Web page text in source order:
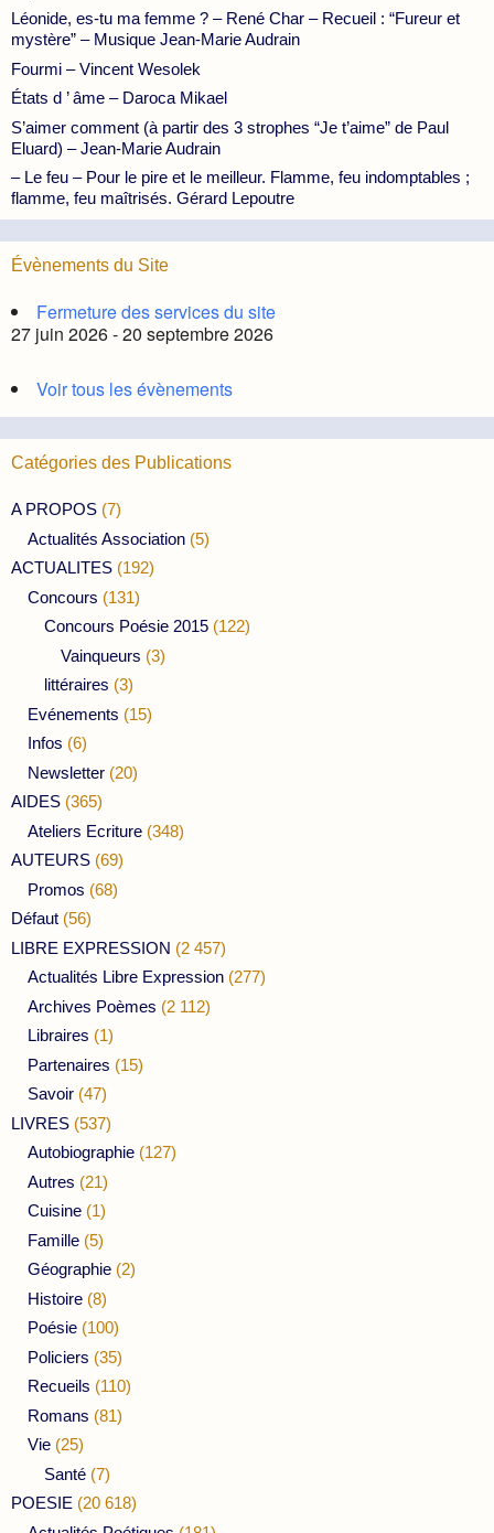
Léonide, es-tu ma femme ? – René Char – Recueil : “Fureur et
mystère” – Musique Jean-Marie Audrain
Fourmi – Vincent Wesolek
États d ’ âme – Daroca Mikael
S’aimer comment (à partir des 3 strophes “Je t’aime” de Paul
Eluard) – Jean-Marie Audrain
– Le feu – Pour le pire et le meilleur. Flamme, feu indomptables ;
flamme, feu maîtrisés. Gérard Lepoutre
Évènements du Site
Fermeture des services du site
27 juin 2026 - 20 septembre 2026
Voir tous les évènements
Catégories des Publications
A PROPOS (7)
Actualités Association (5)
ACTUALITES (192)
Concours (131)
Concours Poésie 2015 (122)
Vainqueurs (3)
littéraires (3)
Evénements (15)
Infos (6)
Newsletter (20)
AIDES (365)
Ateliers Ecriture (348)
AUTEURS (69)
Promos (68)
Défaut (56)
LIBRE EXPRESSION (2 457)
Actualités Libre Expression (277)
Archives Poèmes (2 112)
Libraires (1)
Partenaires (15)
Savoir (47)
LIVRES (537)
Autobiographie (127)
Autres (21)
Cuisine (1)
Famille (5)
Géographie (2)
Histoire (8)
Poésie (100)
Policiers (35)
Recueils (110)
Romans (81)
Vie (25)
Santé (7)
POESIE (20 618)